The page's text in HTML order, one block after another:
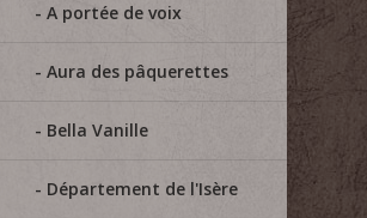
A portée de voix
Aura des pâquerettes
Bella Vanille
Département de l'Isère